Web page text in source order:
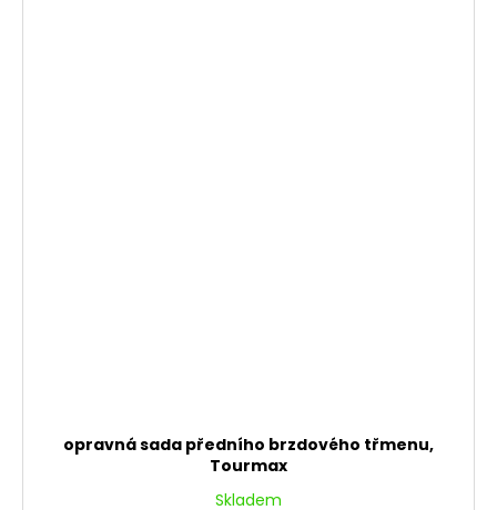
opravná sada předního brzdového třmenu,
Tourmax
Skladem